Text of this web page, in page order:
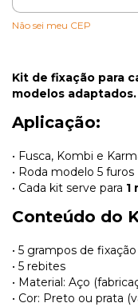
Não sei meu CEP
Kit de fixação para
modelos adaptados.
Aplicação:
• Fusca, Kombi e
• Roda modelo 5 furos
• Cada kit serve para 1
Conteúdo do
• 5 grampos de fixação
• 5 rebites
• Material: Aço
• Cor: Preto ou prata